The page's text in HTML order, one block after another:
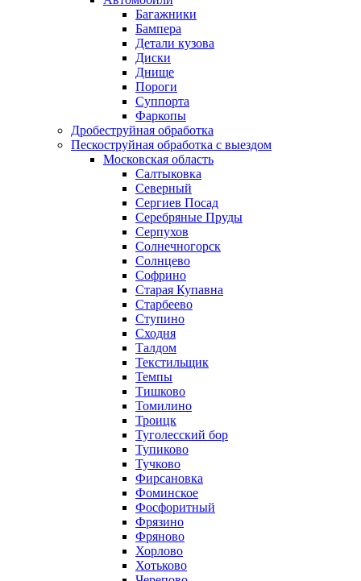
Багажники
Бампера
Детали кузова
Диски
Днище
Пороги
Суппорта
Фаркопы
Дробеструйная обработка
Пескоструйная обработка с выездом
Московская область
Салтыковка
Северный
Сергиев Посад
Серебряные Пруды
Серпухов
Солнечногорск
Солнцево
Софрино
Старая Купавна
Старбеево
Ступино
Сходня
Талдом
Текстильщик
Темпы
Тишково
Томилино
Троицк
Туголесский бор
Тупиково
Тучково
Фирсановка
Фоминское
Фосфоритный
Фрязино
Фряново
Хорлово
Хотьково